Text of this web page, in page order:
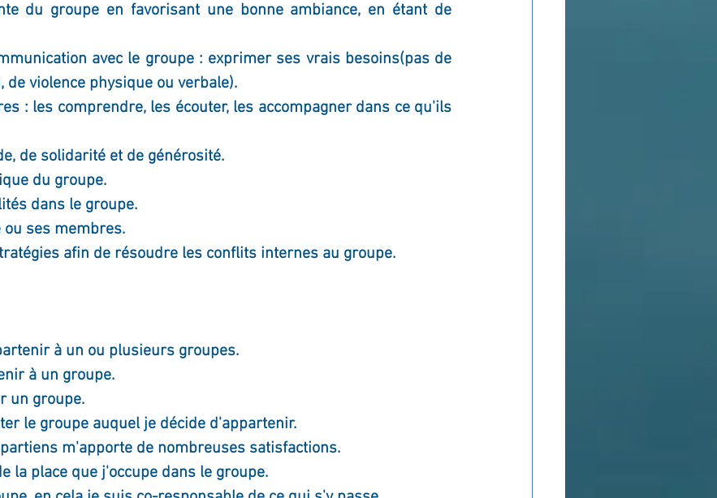
du groupe en favorisant une bonne ambiance, en étant de
avec le groupe : exprimer ses vrais besoins(pas de
violence physique ou verbale).
: les comprendre, les écouter, les accompagner dans ce qu'ils
de solidarité et de générosité.
du groupe.
dans le groupe.
ses membres.
afin de résoudre les conflits internes au groupe.
à un ou plusieurs groupes.
à un groupe.
un groupe.
le groupe auquel je décide d'appartenir.
m'apporte de nombreuses satisfactions.
la place que j'occupe dans le groupe.